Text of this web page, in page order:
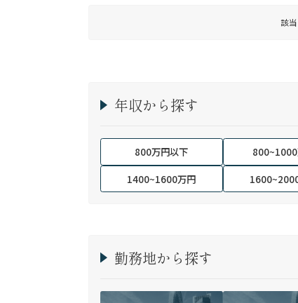
該
年収から探す
800万円以下
1400~1600万円
勤務地から探す